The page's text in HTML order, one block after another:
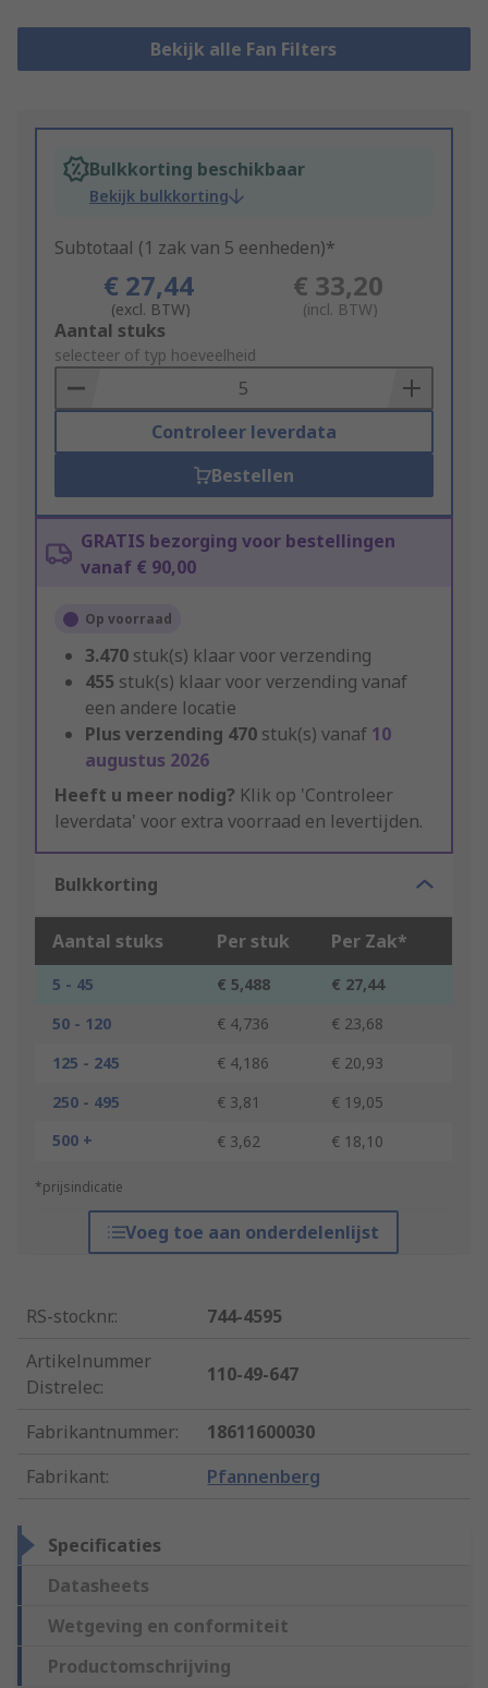
Bekijk alle Fan Filters
Bulkkorting beschikbaar
Bekijk bulkkorting
Subtotaal (1 zak van 5 eenheden)*
€ 27,44
(excl. BTW)
€ 33,20
(incl. BTW)
Add
to
Basket
Aantal stuks
selecteer of typ hoeveelheid
Controleer leverdata
Bestellen
GRATIS bezorging voor bestellingen
vanaf € 90,00
Op voorraad
3.470 stuk(s) klaar voor verzending
455 stuk(s) klaar voor verzending vanaf
een andere locatie
Plus verzending 470 stuk(s) vanaf 10
augustus 2026
Heeft u meer nodig? Klik op 'Controleer
leverdata' voor extra voorraad en levertijden.
Bulkkorting
Aantal stuks Per stuk Per Zak*
5 - 45 € 5,488
€ 27,44
50 - 120
€ 4,736
€ 23,68
125 - 245
€ 4,186
€ 20,93
250 - 495
€ 3,81
€ 19,05
500 +
€ 3,62 € 18,10
*prijsindicatie
Voeg toe aan onderdelenlijst
RS-stocknr.:
744-4595
Artikelnummer
Distrelec:
110-49-647
Fabrikantnummer:
18611600030
Fabrikant: Pfannenberg
Specificaties
Datasheets
Wetgeving en conformiteit
Productomschrijving